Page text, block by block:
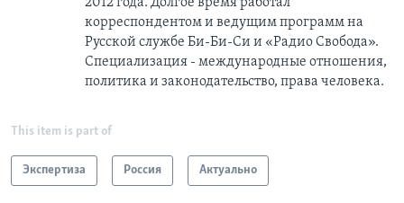
корреспондентом и ведущим программ на
Русской службе Би-Би-Си и «Радио Свобода».
Специализация - международные отношения,
политика и законодательство, права человека.
This item is part of
Экспертиза Россия Актуально